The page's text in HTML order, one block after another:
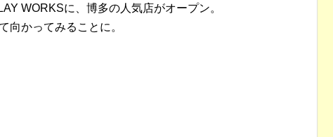
WORKSに、博多の人気店がオープン。
向かってみることに。